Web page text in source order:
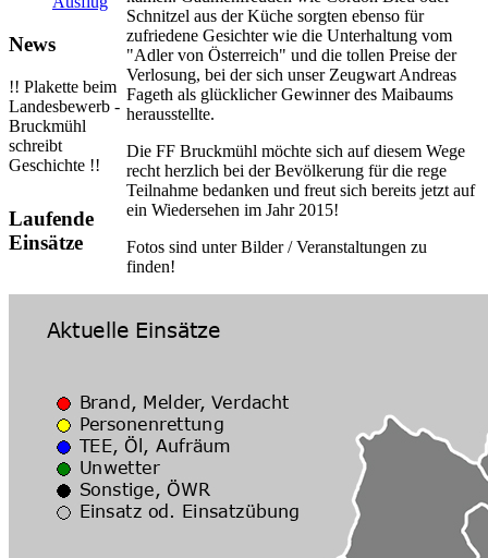
Schnitzel aus der Küche sorgten ebenso für
zufriedene Gesichter wie die Unterhaltung vom
"Adler von Österreich" und die tollen Preise der
Verlosung, bei der sich unser Zeugwart Andreas
Fageth als glücklicher Gewinner des Maibaums
herausstellte.
Die FF Bruckmühl möchte sich auf diesem Wege
recht herzlich bei der Bevölkerung für die rege
Teilnahme bedanken und freut sich bereits jetzt auf
ein Wiedersehen im Jahr 2015!
Fotos sind unter Bilder / Veranstaltungen zu
finden!
Auf Grund der letzten Trainingszeiten, welche für
eine gesunde Portion Selbstvertrauen sorgten,
rechnete sich unsere Truppe einiges aus und hoffte
eine kleine Überraschung landen zu können.
Mit einer Zeit von 44,05 (Fehlerfrei!) und einer
Staffellaufzeit von 53,05 gelang dies auch und so
konnte sich unsere Bewerbsgruppe auf dem
starken 3. Rang hinter den Übermächten aus
Redlham und noch vor unserem Lokalrivalen aus
News
!! Plakette beim
Landesbewerb -
Bruckmühl
schreibt
Geschichte !!
Laufende
Einsätze